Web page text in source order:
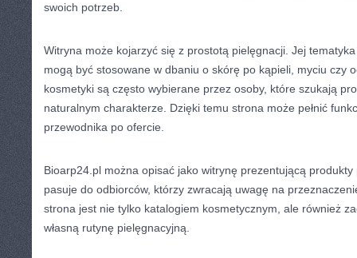
swoich potrzeb.
Witryna może kojarzyć się z prostotą pielęgnacji. Jej
mogą być stosowane w dbaniu o skórę po kąpieli, myciu czy
kosmetyki są często wybierane przez osoby, które szukają
naturalnym charakterze. Dzięki temu strona może pełnić
przewodnika po ofercie.
Bioarp24.pl można opisać jako witrynę prezentującą
pasuje do odbiorców, którzy zwracają uwagę na
strona jest nie tylko katalogiem kosmetycznym, ale również
własną rutynę pielęgnacyjną.